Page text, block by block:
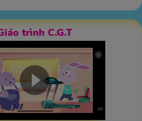
trình C.G.T